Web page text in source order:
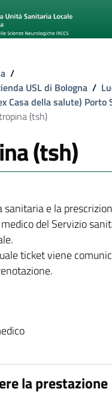
/
USL di Bologna /
Casa della salute) Porto
(tsh)
(tsh)
sanitaria e la
del Servizio
ticket viene
la prestazione